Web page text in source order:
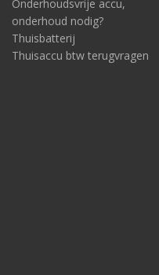
Onderhoudsvrije accu,
onderhoud nodig?
Thuisbatterij
Thuisaccu btw terugvragen